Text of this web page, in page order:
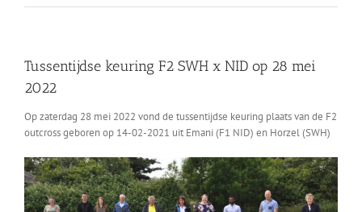
Tussentijdse keuring F2 SWH x NID op 28 mei
2022
Op zaterdag 28 mei 2022 vond de tussentijdse keuring plaats van de F2
outcross geboren op 14-02-2021 uit Emani (F1 NID) en Horzel (SWH)